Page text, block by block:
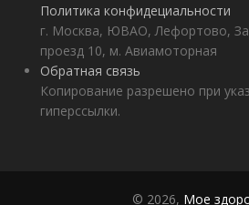
Политика конфидециальности
г. Москва, ЮВАО, Лефортово,
проезд 10, м. Авиамоторная
Обратная связь
Копирование разрешено при
гиперссылки.
© 2026, Мое